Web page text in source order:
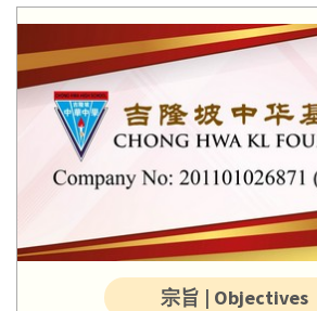
宗旨 | Objectives